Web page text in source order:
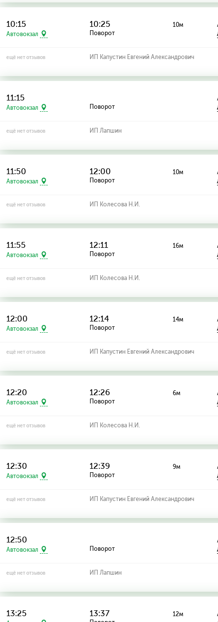
10:15
Автовокзал
10:25
Поворот
10м
ещё нет отзывов ИП Капустин Евгений Александрович
11:15
Автовокзал Поворот
ещё нет отзывов ИП Лапшин
11:50
Автовокзал
12:00
Поворот
10м
ещё нет отзывов ИП Колесова Н.И.
11:55
Автовокзал
12:11
Поворот
16м
ещё нет отзывов ИП Колесова Н.И.
12:00
Автовокзал
12:14
Поворот
14м
ещё нет отзывов ИП Капустин Евгений Александрович
12:20
Автовокзал
12:26
Поворот
6м
ещё нет отзывов ИП Колесова Н.И.
12:30
Автовокзал
12:39
Поворот
9м
ещё нет отзывов ИП Капустин Евгений Александрович
12:50
Автовокзал Поворот
ещё нет отзывов ИП Лапшин
13:25 13:37 12м